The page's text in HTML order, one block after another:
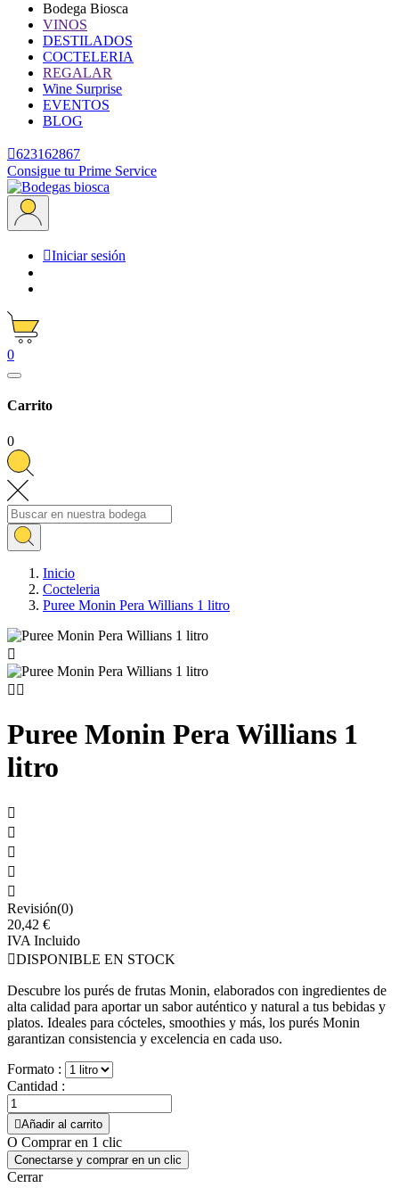
Bodega Biosca
VINOS
DESTILADOS
COCTELERIA
REGALAR
Wine Surprise
EVENTOS
BLOG
623162867
Consigue tu Prime Service
Iniciar sesión
0
Carrito
0
Inicio
Cocteleria
Puree Monin Pera Willians 1 litro

 
Puree Monin Pera Willians 1
litro





Revisión(0)
20,42 €
IVA Incluido
DISPONIBLE EN STOCK
Descubre los purés de frutas Monin, elaborados con ingredientes de
alta calidad para aportar un sabor auténtico y natural a tus bebidas y
platos. Ideales para cócteles, smoothies y más, los purés Monin
garantizan consistencia y excelencia en cada uso.
Formato :
Cantidad :
Añadir al carrito
O Comprar en 1 clic
Conectarse y comprar en un clic
Cerrar